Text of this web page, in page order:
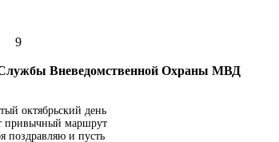
9
Вневедомственной Охраны МВД
октябрьский день
привычный маршрут
поздравляю и пусть